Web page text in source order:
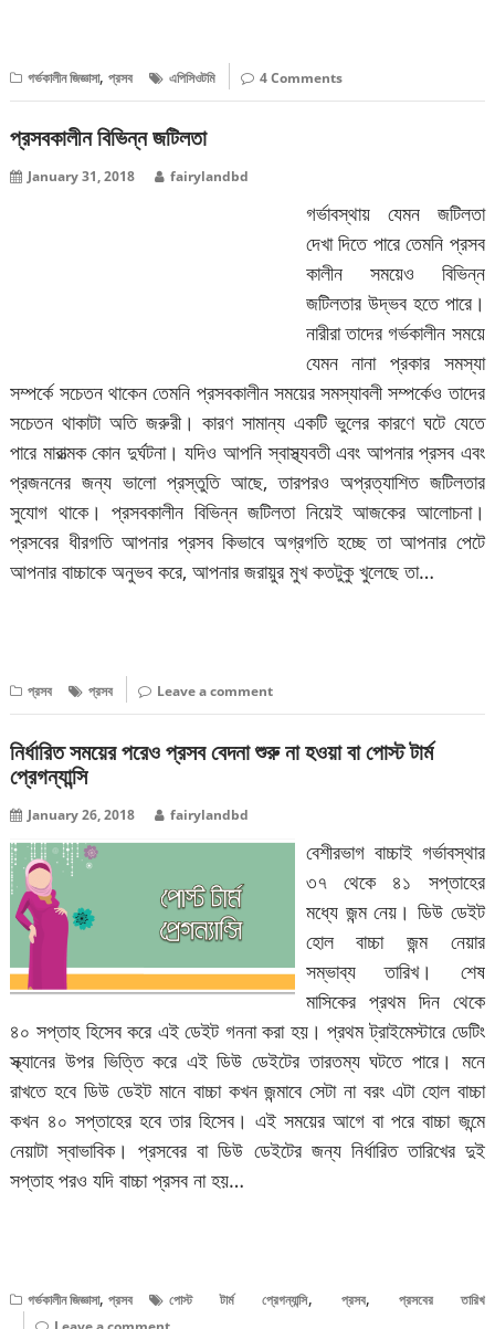
গর্ভকালীন জিজ্ঞাসা,প্রসব এপিসিওটমি 4 Comments
প্রসবকালীন বিভিন্ন জটিলতা
January 31, 2018 fairylandbd
গর্ভাবস্থায় যেমন জটিলতা
দেখা দিতে পারে তেমনি প্রসব
কালীন সময়েও বিভিন্ন
জটিলতার উদ্ভব হতে পারে।
নারীরা তাদের গর্ভকালীন সময়ে
যেমন নানা প্রকার সমস্যা
সম্পর্কে সচেতন থাকেন তেমনি প্রসবকালীন সময়ের সমস্যাবলী সম্পর্কেও তাদের
সচেতন থাকাটা অতি জরুরী। কারণ সামান্য একটি ভুলের কারণে ঘটে যেতে
পারে মারাত্মক কোন দুর্ঘটনা। যদিও আপনি স্বাস্থ্যবতী এবং আপনার প্রসব এবং
প্রজননের জন্য ভালো প্রস্তুতি আছে, তারপরও অপ্রত্যাশিত জটিলতার
সুযোগ থাকে। প্রসবকালীন বিভিন্ন জটিলতা নিয়েই আজকের আলোচনা।
প্রসবের ধীরগতি আপনার প্রসব কিভাবে অগ্রগতি হচ্ছে তা আপনার পেটে
আপনার বাচ্চাকে অনুভব করে, আপনার জরায়ুর মুখ কতটুকু খুলেছে তা…
প্রসব প্রসব Leave a comment
নির্ধারিত সময়ের পরেও প্রসব বেদনা শুরু না হওয়া বা পোস্ট টার্ম
প্রেগন্যান্সি
January 26, 2018 fairylandbd
বেশীরভাগ বাচ্চাই গর্ভাবস্থার
৩৭ থেকে ৪১ সপ্তাহের
মধ্যে জন্ম নেয়। ডিউ ডেইট
হোল বাচ্চা জন্ম নেয়ার
সম্ভাব্য তারিখ। শেষ
মাসিকের প্রথম দিন থেকে
৪০ সপ্তাহ হিসেব করে এই ডেইট গননা করা হয়। প্রথম ট্রাইমেস্টারে ডেটিং
স্ক্যানের উপর ভিত্তি করে এই ডিউ ডেইটের তারতম্য ঘটতে পারে। মনে
রাখতে হবে ডিউ ডেইট মানে বাচ্চা কখন জন্মাবে সেটা না বরং এটা হোল বাচ্চা
কখন ৪০ সপ্তাহের হবে তার হিসেব। এই সময়ের আগে বা পরে বাচ্চা জন্মে
নেয়াটা স্বাভাবিক। প্রসবের বা ডিউ ডেইটের জন্য নির্ধারিত তারিখের দুই
সপ্তাহ পরও যদি বাচ্চা প্রসব না হয়…
গর্ভকালীন জিজ্ঞাসা,প্রসব পোস্ট টার্ম প্রেগন্যান্সি, প্রসব,
প্রসবের তারিখ